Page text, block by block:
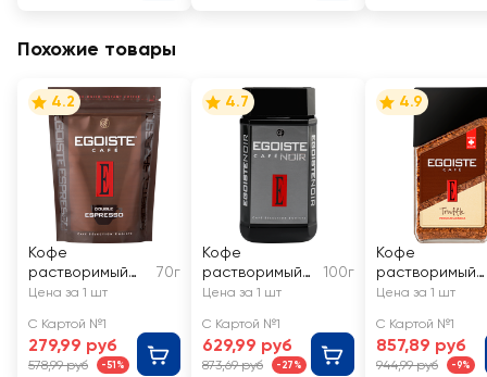
Похожие товары
4.2
Кофе
растворимый
EGOISTE Double
сублимированн
ый
70г
Цена за 1 шт
С Картой №1
279,99 руб
578,99 руб -51%
4.7
Кофе
растворимый
EGOISTE Noir
ый, ст/б
100г
Цена за 1 шт
С Картой №1
629,99 руб
873,69 руб -27%
4.9
Кофе
растворимый
EGOISTE Truffle
й
Цена за 1 шт
С Картой №1
857,89 руб
944,99 руб -9%